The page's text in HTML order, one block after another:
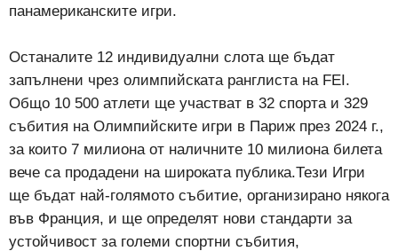
панамериканските игри.
Останалите 12 индивидуални слота ще бъдат
запълнени чрез олимпийската ранглиста на FEI.
Общо 10 500 атлети ще участват в 32 спорта и 329
събития на Олимпийските игри в Париж през 2024 г.,
за които 7 милиона от наличните 10 милиона билета
вече са продадени на широката публика.Тези Игри
ще бъдат най-голямото събитие, организирано някога
във Франция, и ще определят нови стандарти за
устойчивост за големи спортни събития,